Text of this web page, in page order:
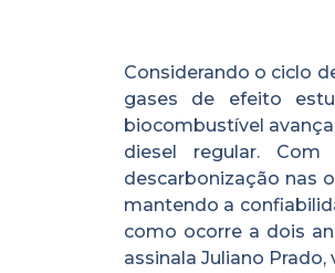
Considerando o ciclo
gases de efeito
biocombustível
diesel regular.
descarbonização nas
mantendo a
como ocorre a dois
assinala Juliano